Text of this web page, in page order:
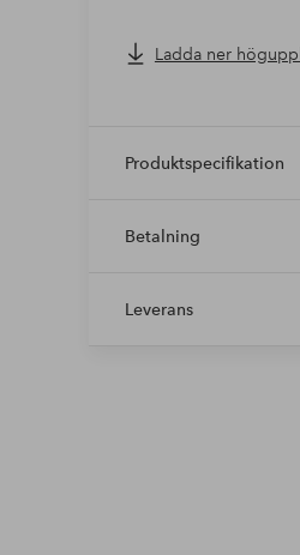
Ladda ner
Produktspecifikation
Betalning
Leverans